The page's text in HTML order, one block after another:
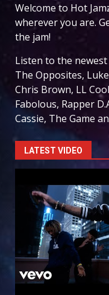
Welcome to Hot
wherever you are.
the jam!
Listen to the
The Opposites,
Chris Brown, LL
Fabolous, Rapper
Cassie, The Game
LATEST VIDEO